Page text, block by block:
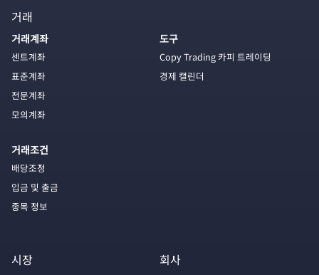
거래
거래계좌
센트계좌
표준계좌
전문계좌
모의계좌
거래조건
배당조정
입금 및 출금
종목 정보
도구
Copy Trading 카피 트레이딩
경제 캘린더
시장 회사